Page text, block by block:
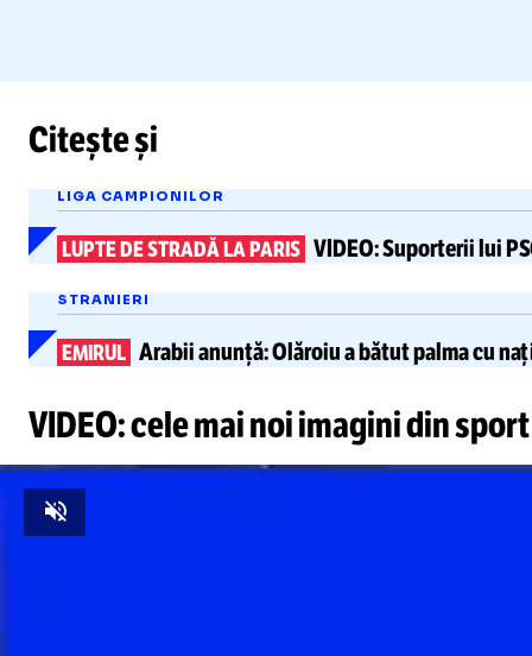
Citește și
LIGA CAMPIONILOR
LUPTE DE STRADĂ LA PARIS VIDEO:Suporterii lui
STRANIERI
EMIRUL Arabii anunță:Olăroiu a bătut palma cu
VIDEO: cele mai noi imagini din sport
Unmute